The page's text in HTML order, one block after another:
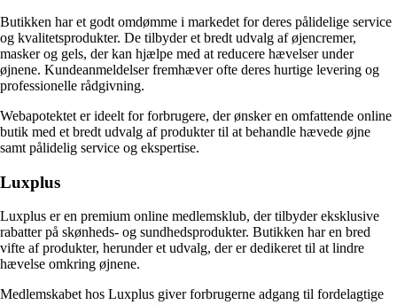
Butikken har et godt omdømme i markedet for deres pålidelige service
og kvalitetsprodukter. De tilbyder et bredt udvalg af øjencremer,
masker og gels, der kan hjælpe med at reducere hævelser under
øjnene. Kundeanmeldelser fremhæver ofte deres hurtige levering og
professionelle rådgivning.
Webapotektet er ideelt for forbrugere, der ønsker en omfattende online
butik med et bredt udvalg af produkter til at behandle hævede øjne
samt pålidelig service og ekspertise.
Luxplus
Luxplus er en premium online medlemsklub, der tilbyder eksklusive
rabatter på skønheds- og sundhedsprodukter. Butikken har en bred
vifte af produkter, herunder et udvalg, der er dedikeret til at lindre
hævelse omkring øjnene.
Medlemskabet hos Luxplus giver forbrugerne adgang til fordelagtige